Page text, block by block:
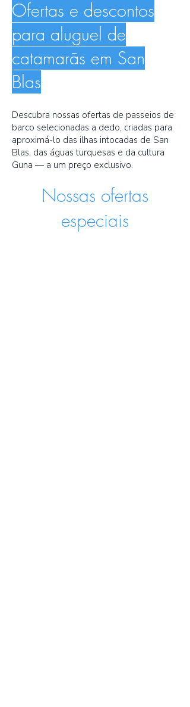
Ofertas e descontos
para aluguel de
catamarãs em San
Blas
Descubra nossas ofertas de passeios de
barco selecionadas a dedo, criadas para
aproximá-lo das ilhas intocadas de San
Blas, das águas turquesas e da cultura
Guna — a um preço exclusivo.
Nossas ofertas
especiais